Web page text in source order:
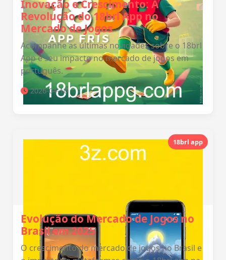
Inovação e Crescimento: A
Revolução do 18brl App no
Mercado de Jogos
Acompanhe as últimas novidades sobre o 18brl
App e seu impacto no mercado de jogos em
português.
2026-04-10
18brl app
Evolução do Mercado de Jogos no
Brasil em 2025
O crescimento do mercado de jogos no Brasil e